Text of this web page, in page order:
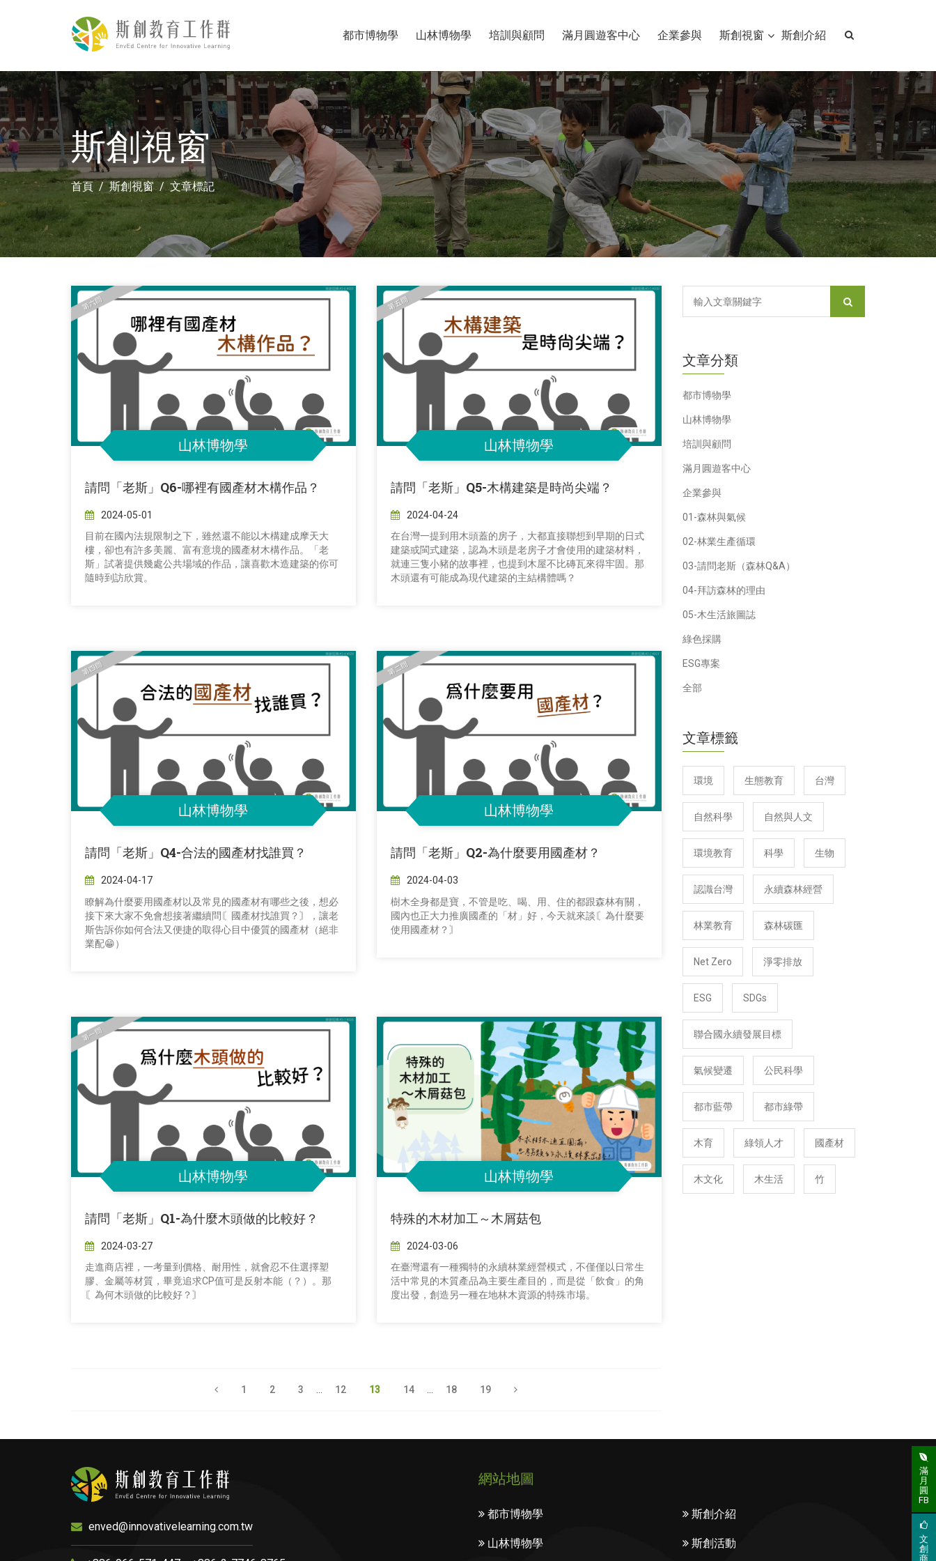
都市博物學 山林博物學 培訓與顧問 滿月圓遊客中心 企業參與 斯創視窗 斯創介紹
斯創視窗
首頁 斯創視窗 文章標記
山林博物學
請問「老斯」Q6-哪裡有國產材木構作品？
2024-05-01
目前在國內法規限制之下，雖然還不能以木構建成摩天大
樓，卻也有許多美麗、富有意境的國產材木構作品。「老
斯」試著提供幾處公共場域的作品，讓喜歡木造建築的你可
隨時到訪欣賞。
山林博物學
請問「老斯」Q5-木構建築是時尚尖端？
2024-04-24
在台灣一提到用木頭蓋的房子，大都直接聯想到早期的日式
建築或閩式建築，認為木頭是老房子才會使用的建築材料，
就連三隻小豬的故事裡，也提到木屋不比磚瓦來得牢固。那
木頭還有可能成為現代建築的主結構體嗎？
山林博物學
請問「老斯」Q4-合法的國產材找誰買？
2024-04-17
瞭解為什麼要用國產材以及常見的國產材有哪些之後，想必
接下來大家不免會想接著繼續問〘國產材找誰買？〙，讓老
斯告訴你如何合法又便捷的取得心目中優質的國產材（絕非
業配😁）
山林博物學
請問「老斯」Q2-為什麼要用國產材？
2024-04-03
樹木全身都是寶，不管是吃、喝、用、住的都跟森林有關，
國內也正大力推廣國產的「材」好，今天就來談〘為什麼要
使用國產材？〙
山林博物學
請問「老斯」Q1-為什麼木頭做的比較好？
2024-03-27
走進商店裡，一考量到價格、耐用性，就會忍不住選擇塑
膠、金屬等材質，畢竟追求CP值可是反射本能（？）。那
〘為何木頭做的比較好？〙
山林博物學
特殊的木材加工～木屑菇包
2024-03-06
在臺灣還有一種獨特的永續林業經營模式，不僅僅以日常生
活中常見的木質產品為主要生產目的，而是從「飲食」的角
度出發，創造另一種在地林木資源的特殊市場。
1 2 3 ... 12 13 14 ... 18 19
文章分類
都市博物學
山林博物學
培訓與顧問
滿月圓遊客中心
企業參與
01-森林與氣候
02-林業生產循環
03-請問老斯（森林Q&A）
04-拜訪森林的理由
05-木生活旅圖誌
綠色採購
ESG專案
全部
文章標籤
環境 生態教育 台灣
自然科學 自然與人文
環境教育 科學 生物
認識台灣 永續森林經營
林業教育 森林碳匯
Net Zero 淨零排放
ESG SDGs
聯合國永續發展目標
氣候變遷 公民科學
都市藍帶 都市綠帶
木育 綠領人才 國產材
木文化 木生活 竹
滿
月
圓
FB
文
創
商
enved@innovativelearning.com.tw
網站地圖
都市博物學
山林博物學
斯創介紹
斯創活動